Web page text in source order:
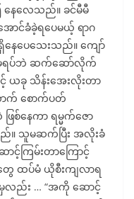
နေလေသည်။ ခင်မီမီ
ောင်ခံခဲ့ရပေမယ့် ရာဂ
ပေသေးသည်။ ကျော်
မရပ်ဘဲ ဆက်ဆော်လိုက်
င့် ယခု သိန်းအေးလိုးတာ
ာက် စောက်ပတ်
စ်နေကာ ရမ္မက်ဇော
။ သူမဆက်ပြီး အလိုးခံ
င့်ကြမ်းတာကြောင့်
ေ ထပ်မံ ယိုစီးကျလာရ
လည်း … “အကို ဆောင့်